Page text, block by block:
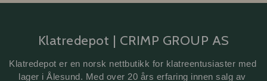
Klatredepot | CRIMP GROUP AS
Klatredepot er en norsk nettbutikk for klatreentusiaster med
lager i Ålesund. Med over 20 års erfaring innen salg av